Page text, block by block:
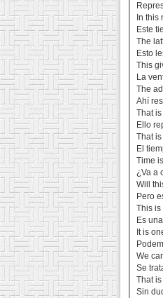
In this
Este
The
Esto
This
La
The
Ahí
That
Ello
That
El
Time
¿Va a
Will
Pero
This is
Es
It is
We
Se
That
Sin